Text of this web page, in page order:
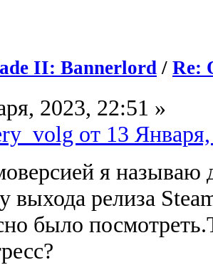
II: Bannerlord / Re:
2023, 22:51 »
от 13
я называю
выхода релиза
было